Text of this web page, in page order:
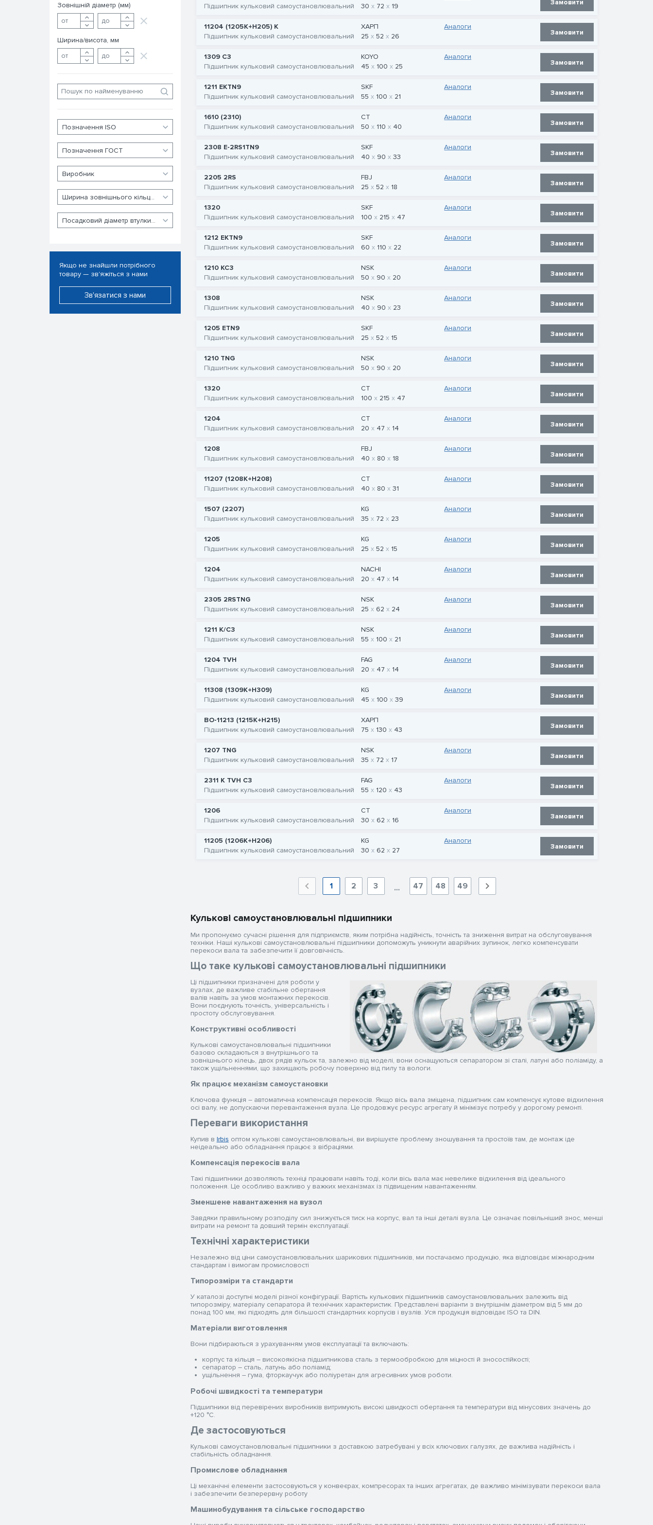
Зовнішній діаметр (мм)
Ширина/висота, мм
Якщо не знайшли потрібного
товару — зв'яжіться з нами
Зв'язатися з нами
Підшипник кульковий самоустановлювальний
30
72 19 Замовити
11204 (1205K+H205) K
Підшипник кульковий самоустановлювальний
ХАРП
25
52 26
Аналоги
Замовити
1309 C3
Підшипник кульковий самоустановлювальний
KOYO
45
100 25
Аналоги
Замовити
1211 EKTN9
Підшипник кульковий самоустановлювальний
SKF
55
100 21
Аналоги
Замовити
1610 (2310)
Підшипник кульковий самоустановлювальний
CT
50
110 40
Аналоги
Замовити
2308 E-2RS1TN9
Підшипник кульковий самоустановлювальний
SKF
40
90 33
Аналоги
Замовити
2205 2RS
Підшипник кульковий самоустановлювальний
FBJ
25
52 18
Аналоги
Замовити
1320
Підшипник кульковий самоустановлювальний
SKF
100
215 47
Аналоги
Замовити
1212 EKTN9
Підшипник кульковий самоустановлювальний
SKF
60
110 22
Аналоги
Замовити
1210 KC3
Підшипник кульковий самоустановлювальний
NSK
50
90 20
Аналоги
Замовити
1308
Підшипник кульковий самоустановлювальний
NSK
40
90 23
Аналоги
Замовити
1205 ETN9
Підшипник кульковий самоустановлювальний
SKF
25
52 15
Аналоги
Замовити
1210 TNG
Підшипник кульковий самоустановлювальний
NSK
50
90 20
Аналоги
Замовити
1320
Підшипник кульковий самоустановлювальний
CT
100
215 47
Аналоги
Замовити
1204
Підшипник кульковий самоустановлювальний
CT
20
47 14
Аналоги
Замовити
1208
Підшипник кульковий самоустановлювальний
FBJ
40
80 18
Аналоги
Замовити
11207 (1208K+H208)
Підшипник кульковий самоустановлювальний
CT
40
80 31
Аналоги
Замовити
1507 (2207)
Підшипник кульковий самоустановлювальний
KG
35
72 23
Аналоги
Замовити
1205
Підшипник кульковий самоустановлювальний
KG
25
52 15
Аналоги
Замовити
1204
Підшипник кульковий самоустановлювальний
NACHI
20
47 14
Аналоги
Замовити
2305 2RSTNG
Підшипник кульковий самоустановлювальний
NSK
25
62 24
Аналоги
Замовити
1211 K/C3
Підшипник кульковий самоустановлювальний
NSK
55
100 21
Аналоги
Замовити
1204 TVH
Підшипник кульковий самоустановлювальний
FAG
20
47 14
Аналоги
Замовити
11308 (1309K+H309)
Підшипник кульковий самоустановлювальний
KG
45
100 39
Аналоги
Замовити
ВО-11213 (1215K+H215)
Підшипник кульковий самоустановлювальний
ХАРП
75
130 43 Замовити
1207 TNG
Підшипник кульковий самоустановлювальний
NSK
35
72 17
Аналоги
Замовити
2311 K TVH C3
Підшипник кульковий самоустановлювальний
FAG
55
120 43
Аналоги
Замовити
1206
Підшипник кульковий самоустановлювальний
CT
30
62 16
Аналоги
Замовити
11205 (1206K+H206)
Підшипник кульковий самоустановлювальний
KG
30
62 27
Аналоги
Замовити
1 2 3 ... 47 48 49
Кулькові самоустановлювальні підшипники
Ми пропонуємо сучасні рішення для підприємств, яким потрібна надійність, точність та зниження витрат на обслуговування
техніки. Наші кулькові самоустановлювальні підшипники допоможуть уникнути аварійних зупинок, легко компенсувати
перекоси вала та забезпечити її довговічність.
Що таке кулькові самоустановлювальні підшипники
Ці підшипники призначені для роботи у
вузлах, де важливе стабільне обертання
валів навіть за умов монтажних перекосів.
Вони поєднують точність, універсальність і
простоту обслуговування.
Конструктивні особливості
Кулькові самоустановлювальні підшипники
базово складаються з внутрішнього та
зовнішнього кілець, двох рядів кульок та, залежно від моделі, вони оснащуються сепаратором зі сталі, латуні або поліаміду, а
також ущільненнями, що захищають робочу поверхню від пилу та вологи.
Як працює механізм самоустановки
Ключова функція – автоматична компенсація перекосів. Якщо вісь вала зміщена, підшипник сам компенсує кутове відхилення
осі валу, не допускаючи перевантаження вузла. Це продовжує ресурс агрегату й мінімізує потребу у дорогому ремонті.
Переваги використання
Купив в Irbis оптом кулькові самоустановлювальні, ви вирішуєте проблему зношування та простоїв там, де монтаж іде
неідеально або обладнання працює з вібраціями.
Компенсація перекосів вала
Такі підшипники дозволяють техніці працювати навіть тоді, коли вісь вала має невелике відхилення від ідеального
положення. Це особливо важливо у важких механізмах із підвищеним навантаженням.
Зменшене навантаження на вузол
Завдяки правильному розподілу сил знижується тиск на корпус, вал та інші деталі вузла. Це означає повільніший знос, менші
витрати на ремонт та довший термін експлуатації.
Технічні характеристики
Незалежно від ціни самоустановлювальних шарикових підшипників, ми постачаємо продукцію, яка відповідає міжнародним
стандартам і вимогам промисловості
Типорозміри та стандарти
У каталозі доступні моделі різної конфігурації. Вартість кулькових підшипників самоустановлювальних залежить від
типорозміру, матеріалу сепаратора й технічних характеристик. Представлені варіанти з внутрішнім діаметром від 5 мм до
понад 100 мм, які підходять для більшості стандартних корпусів і вузлів. Уся продукція відповідає ISO та DIN.
Матеріали виготовлення
Вони підбираються з урахуванням умов експлуатації та включають:
корпус та кільця – високоякісна підшипникова сталь з термообробкою для міцності й зносостійкості;
сепаратор – сталь, латунь або поліамід;
ущільнення – гума, фторкаучук або поліуретан для агресивних умов роботи.
Робочі швидкості та температури
Підшипники від перевірених виробників витримують високі швидкості обертання та температури від мінусових значень до
+120 °C.
Де застосовуються
Кулькові самоустановлювальні підшипники з доставкою затребувані у всіх ключових галузях, де важлива надійність і
стабільність обладнання.
Промислове обладнання
Ці механічні елементи застосовуються у конвеєрах, компресорах та інших агрегатах, де важливо мінімізувати перекоси вала
і забезпечити безперервну роботу
Машинобудування та сільське господарство